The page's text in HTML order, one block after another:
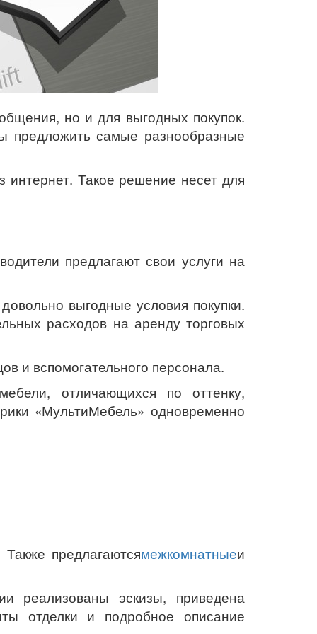
но и для выгодных покупок.
предложить самые разнообразные
интернет. Такое решение несет для
предлагают свои услуги на
выгодные условия покупки.
расходов на аренду торговых
и вспомогательного персонала.
отличающихся по оттенку,
«МультиМебель» одновременно
Также предлагаютсямежкомнатныеи
реализованы эскизы, приведена
отделки и подробное описание